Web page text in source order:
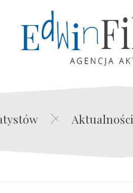
Aktualności